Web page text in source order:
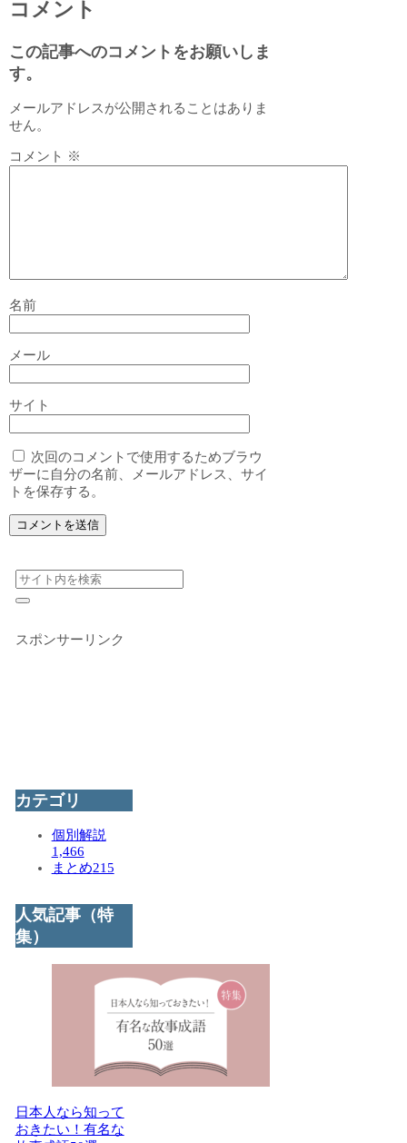
コメント
この記事へのコメントをお願いしま
す。
メールアドレスが公開されることはありま
せん。
コメント ※
名前
メール
サイト
次回のコメントで使用するためブラウ
ザーに自分の名前、メールアドレス、サイ
トを保存する。
スポンサーリンク
カテゴリ
個別解説
1,466
まとめ215
人気記事（特
集）
日本人なら知って
おきたい！有名な